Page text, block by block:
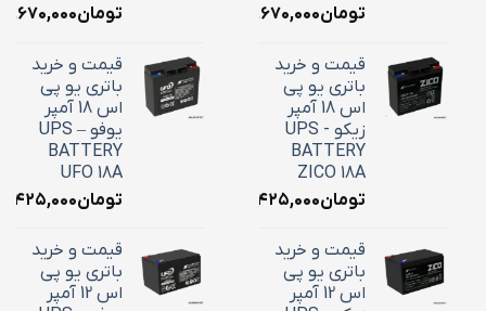
تومان۱۰,۶۷۰,۰۰۰
قیمت و خرید
باتری یو پی
اس 18 آمپر
زیکو - UPS
BATTERY
ZICO 18A
تومان۷,۴۲۵,۰۰۰
قیمت و خرید
باتری یو پی
اس 12 آمپر
تومان۱۰,۶۷۰,۰۰۰
قیمت و خرید
باتری یو پی
اس 18 آمپر
یوفو – UPS
BATTERY
UFO 18A
تومان
قیمت و خرید
باتری یو پی
اس 12 آمپر